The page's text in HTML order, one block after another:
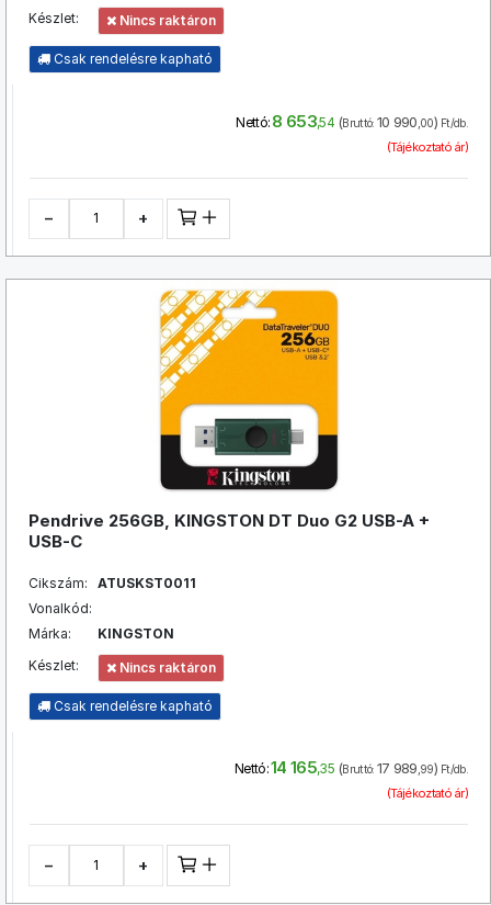
Készlet:
Nincs raktáron
Csak rendelésre kapható
Nettó: 8 653,54 (Bruttó: 10 990,00) Ft/db.
(Tájékoztató ár)
− +
Pendrive 256GB, KINGSTON DT Duo G2 USB-A +
USB-C
Cikszám:
ATUSKST0011
Vonalkód:
Márka:
KINGSTON
Készlet:
Nincs raktáron
Csak rendelésre kapható
Nettó:14 165,35 (Bruttó: 17 989,99) Ft/db.
(Tájékoztató ár)
− +